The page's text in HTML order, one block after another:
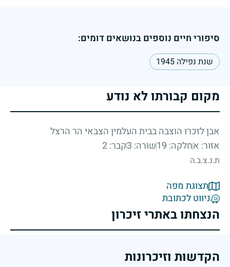
סיפורי חיים נוספים בנושאים דומים:
שנת נפילה 1945
מקום קבורתו לא נודע
אבן לזכרו הוצבה בבית העלמין הצבאי הר הרצל
אזור: אחלקה: 19 שורה: 3 קבר: 2
ת.נ.צ.ב.ה
תצוגת מפה
ניווט לכתובת
הנצחתו באתרי זיכרון
הקדשות וזיכרונות